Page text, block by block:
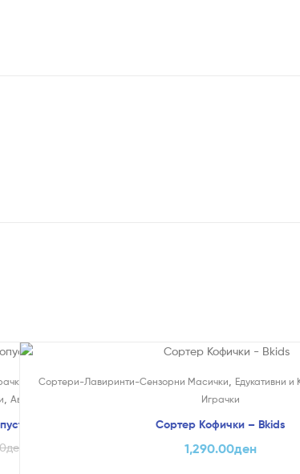
Едукативни и Креативни,
Автомобилчиња
(само online)
ден
Сортери-Лавиринти-Сензорни Масички
Едукативни и
Играчки
Сортер Кофички – Bkids
1,290.00ден